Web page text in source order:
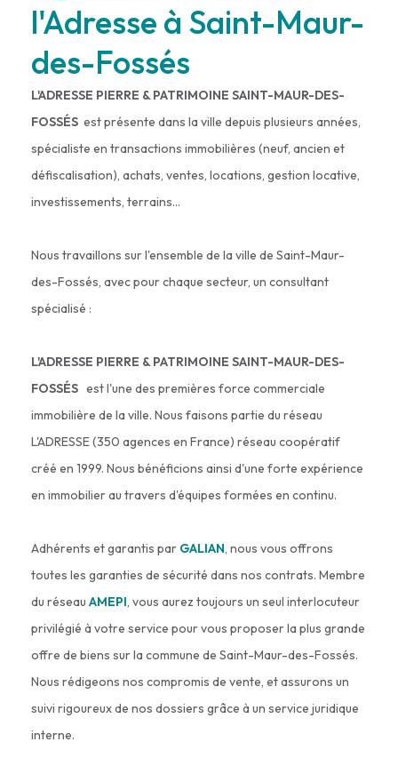
l'Adresse à Saint-Maur-
des-Fossés
L'ADRESSE PIERRE & PATRIMOINE SAINT-MAUR-DES-
FOSSÉS est présente dans la ville depuis plusieurs années,
spécialiste en transactions immobilières (neuf, ancien et
défiscalisation), achats, ventes, locations, gestion locative,
investissements, terrains...
Nous travaillons sur l'ensemble de la ville de Saint-Maur-
des-Fossés, avec pour chaque secteur, un consultant
spécialisé :
L'ADRESSE PIERRE & PATRIMOINE SAINT-MAUR-DES-
FOSSÉS est l'une des premières force commerciale
immobilière de la ville. Nous faisons partie du réseau
L'ADRESSE (350 agences en France) réseau coopératif
créé en 1999. Nous bénéficions ainsi d'une forte expérience
en immobilier au travers d'équipes formées en continu.
Adhérents et garantis par GALIAN, nous vous offrons
toutes les garanties de sécurité dans nos contrats. Membre
du réseau AMEPI, vous aurez toujours un seul interlocuteur
privilégié à votre service pour vous proposer la plus grande
offre de biens sur la commune de Saint-Maur-des-Fossés.
Nous rédigeons nos compromis de vente, et assurons un
suivi rigoureux de nos dossiers grâce à un service juridique
interne.